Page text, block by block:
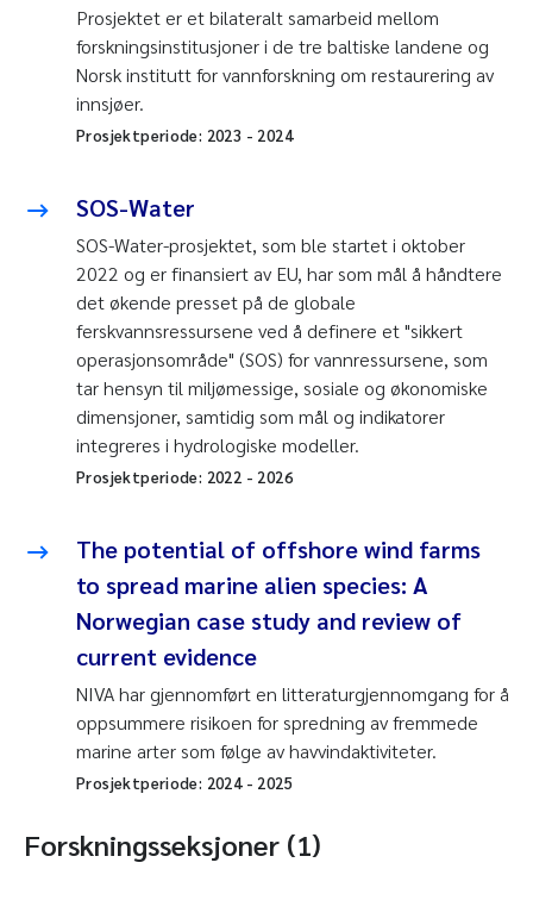
Prosjektet er et bilateralt samarbeid mellom
forskningsinstitusjoner i de tre baltiske landene og
Norsk institutt for vannforskning om restaurering av
innsjøer.
Prosjektperiode: 2023 - 2024
SOS-Water
SOS-Water-prosjektet, som ble startet i oktober
2022 og er finansiert av EU, har som mål å håndtere
det økende presset på de globale
ferskvannsressursene ved å definere et "sikkert
operasjonsområde" (SOS) for vannressursene, som
tar hensyn til miljømessige, sosiale og økonomiske
dimensjoner, samtidig som mål og indikatorer
integreres i hydrologiske modeller.
Prosjektperiode: 2022 - 2026
The potential of offshore wind farms
to spread marine alien species: A
Norwegian case study and review of
current evidence
NIVA har gjennomført en litteraturgjennomgang for å
oppsummere risikoen for spredning av fremmede
marine arter som følge av havvindaktiviteter.
Prosjektperiode: 2024- 2025
Forskningsseksjoner (1)